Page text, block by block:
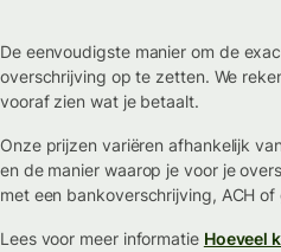
De eenvoudigste manier om de
overschrijving op te zetten. We
vooraf zien wat je betaalt.
Onze prijzen variëren afhankelijk
en de manier waarop je voor je
met een bankoverschrijving, ACH
Lees voor meer informatie Hoeveel